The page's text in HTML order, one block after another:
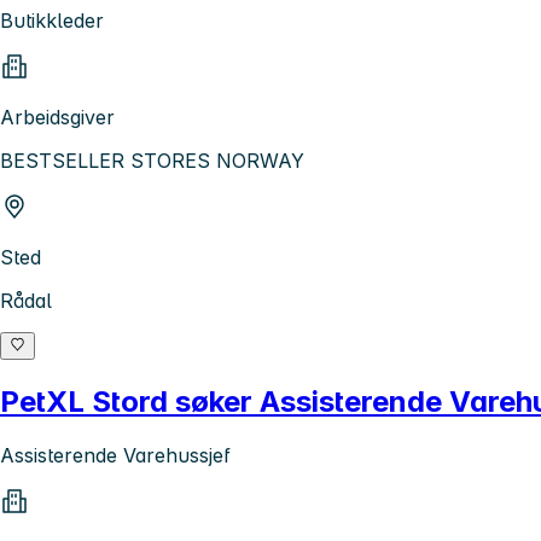
Butikkleder
Arbeidsgiver
BESTSELLER STORES NORWAY
Sted
Rådal
PetXL Stord søker Assisterende
Assisterende Varehussjef